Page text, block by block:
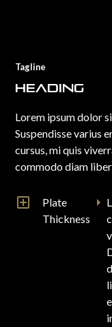
Tagline
Heading
Lorem ipsum dolor
Suspendisse varius
cursus, mi quis
commodo diam
Plate
Thickness